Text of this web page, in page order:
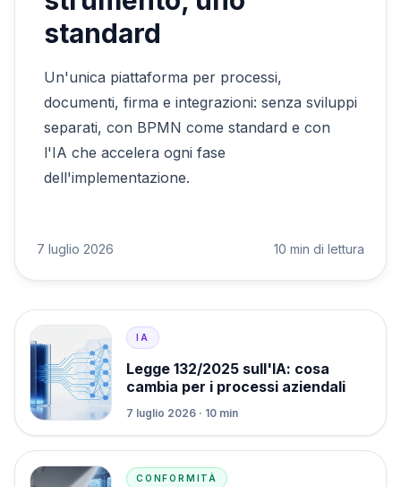
standard
Un'unica piattaforma per processi,
documenti, firma e integrazioni: senza sviluppi
separati, con BPMN come standard e con
l'IA che accelera ogni fase
dell'implementazione.
7 luglio 2026 10 min di lettura
IA
Legge 132/2025 sull'IA: cosa
cambia per i processi aziendali
7 luglio 2026 · 10 min
CONFORMITÀ